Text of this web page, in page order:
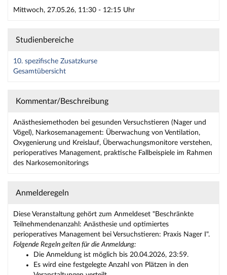
Mittwoch, 27.05.26, 11:30 - 12:15 Uhr
Studienbereiche
10. spezifische Zusatzkurse
Gesamtübersicht
Kommentar/Beschreibung
Anästhesiemethoden bei gesunden Versuchstieren (Nager und
Vögel), Narkosemanagement: Überwachung von Ventilation,
Oxygenierung und Kreislauf, Überwachungsmonitore verstehen,
perioperatives Management, praktische Fallbeispiele im Rahmen
des Narkosemonitorings
Anmelderegeln
Diese Veranstaltung gehört zum Anmeldeset "Beschränkte
Teilnehmendenanzahl: Anästhesie und optimiertes
perioperatives Management bei Versuchstieren: Praxis Nager I".
Folgende Regeln gelten für die Anmeldung:
Die Anmeldung ist möglich bis 20.04.2026, 23:59.
Es wird eine festgelegte Anzahl von Plätzen in den